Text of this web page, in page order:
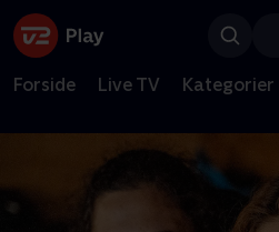
Forside Live TV Kategorier